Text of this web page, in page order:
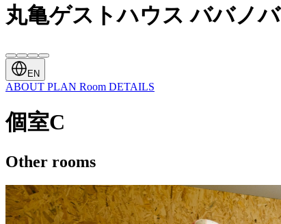
丸亀ゲストハウス ババノバ
EN
ABOUT PLAN Room DETAILS
個室C
Other rooms